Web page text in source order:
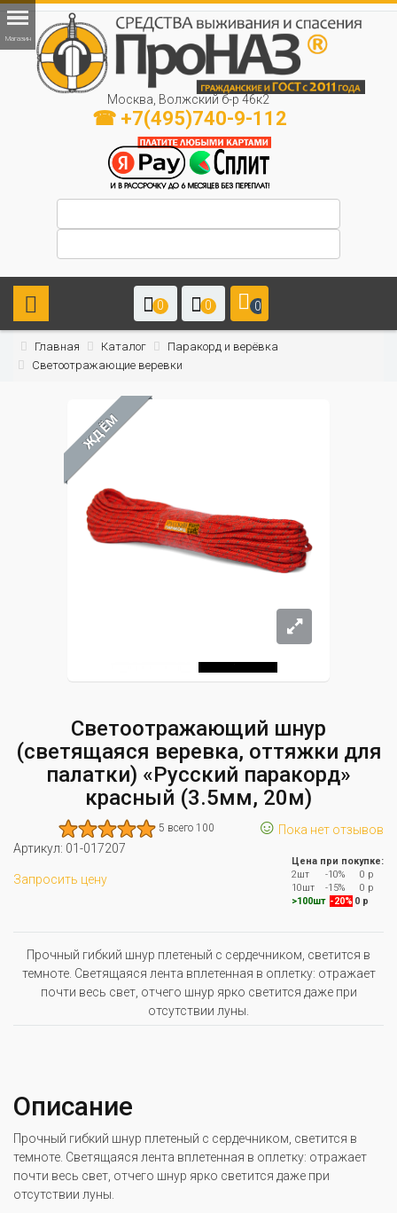
Москва, Волжский б-р 46к2
☎ +7(495)740-9-112
0 0 0
Главная Каталог
Паракорд и верёвка
Светоотражающие веревки
ЖДЁМ
Светоотражающий шнур
(светящаяся веревка, оттяжки для
палатки) «Русский паракорд»
красный (3.5мм, 20м)
5 всего 100 ☺ Пока нет отзывов
Артикул: 01-017207
Запросить цену
Цена при покупке:
2шт
-10%
0 р
10шт
-15%
0 р
>100шт -20% 0 р
Прочный гибкий шнур плетеный с сердечником, светится в
темноте. Светящаяся лента вплетенная в оплетку: отражает
почти весь свет, отчего шнур ярко светится даже при
отсутствии луны.
Описание
Прочный гибкий шнур плетеный с сердечником, светится в
темноте. Светящаяся лента вплетенная в оплетку: отражает
почти весь свет, отчего шнур ярко светится даже при
отсутствии луны.